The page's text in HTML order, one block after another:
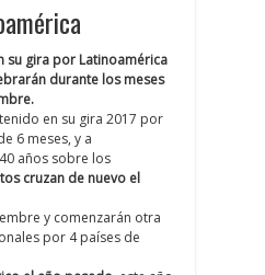
su gira por Latinoamérica
durante los meses
en su gira 2017 por
6 meses, y a
años sobre los
cruzan de nuevo el
y comenzarán otra
por 4 países de